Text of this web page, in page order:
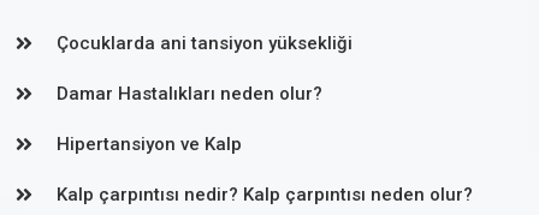
Çocuklarda ani tansiyon yüksekliği
Damar Hastalıkları neden olur?
Hipertansiyon ve Kalp
Kalp çarpıntısı nedir? Kalp çarpıntısı neden olur?